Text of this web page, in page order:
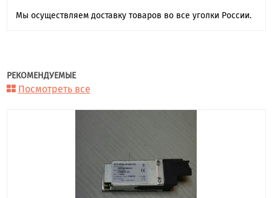
Мы осуществляем доставку товаров во все уголки России.
РЕКОМЕНДУЕМЫЕ
Посмотреть все